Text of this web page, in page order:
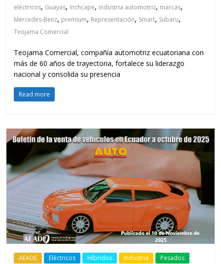
eléctricos, Guayas, Inchcape, industria automotriz, marcas,
Mercedes-Benz, premium, Representación, Smart, Subaru,
Teojama Comercial
Teojama Comercial, compañía automotriz ecuatoriana con
más de 60 años de trayectoria, fortalece su liderazgo
nacional y consolida su presencia
Read more
AEADE Eléctricos Híbridos Industria Pesados